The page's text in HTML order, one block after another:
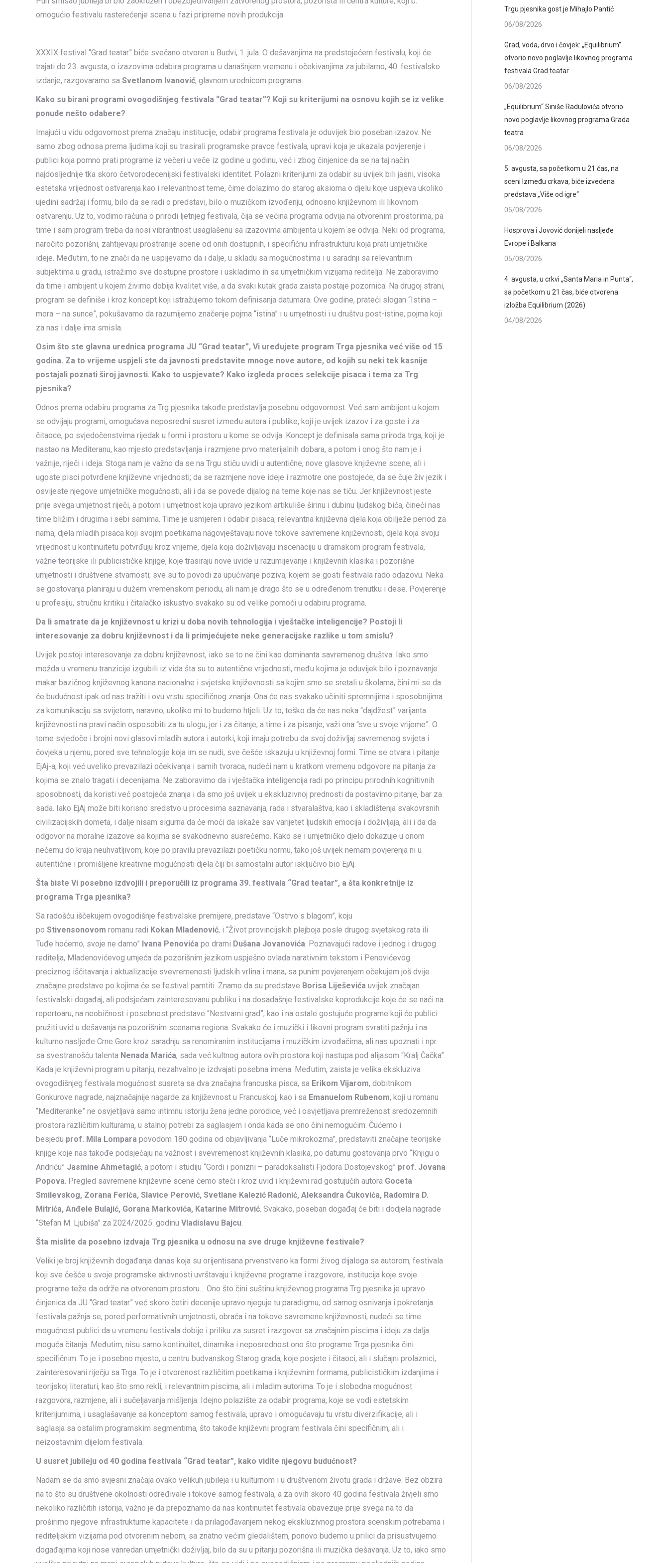
omogućio festivalu rasterećenje scena u fazi pripreme novih produkcija
XXXIX festival “Grad teatar” biće svečano otvoren u Budvi, 1. jula. O dešavanjima na predstojećem festivalu, koji će
trajati do 23. avgusta, o izazovima odabira programa u današnjem vremenu i očekivanjima za jubilarno, 40. festivalsko
izdanje, razgovaramo sa Svetlanom Ivanović, glavnom urednicom programa.
Kako su birani programi ovogodišnjeg festivala “Grad teatar”? Koji su kriterijumi na osnovu kojih se iz velike
ponude nešto odabere?
Imajući u vidu odgovornost prema značaju institucije, odabir programa festivala je oduvijek bio poseban izazov. Ne
samo zbog odnosa prema ljudima koji su trasirali programske pravce festivala, upravi koja je ukazala povjerenje i
publici koja pomno prati programe iz večeri u veče iz godine u godinu, već i zbog činjenice da se na taj način
najdosljednije tka skoro četvorodecenijski festivalski identitet. Polazni kriterijumi za odabir su uvijek bili jasni, visoka
estetska vrijednost ostvarenja kao i relevantnost teme, čime dolazimo do starog aksioma o djelu koje uspjeva ukoliko
ujedini sadržaj i formu, bilo da se radi o predstavi, bilo o muzičkom izvođenju, odnosno književnom ili likovnom
ostvarenju. Uz to, vodimo računa o prirodi ljetnjeg festivala, čija se većina programa odvija na otvorenim prostorima, pa
time i sam program treba da nosi vibrantnost usaglašenu sa izazovima ambijenta u kojem se odvija. Neki od programa,
naročito pozorišni, zahtijevaju prostranije scene od onih dostupnih, i specifičnu infrastrukturu koja prati umjetničke
ideje. Međutim, to ne znači da ne uspijevamo da i dalje, u skladu sa mogućnostima i u saradnji sa relevantnim
subjektima u gradu, istražimo sve dostupne prostore i uskladimo ih sa umjetničkim vizijama reditelja. Ne zaboravimo
da time i ambijent u kojem živimo dobija kvalitet više, a da svaki kutak grada zaista postaje pozornica. Na drugoj strani,
program se definiše i kroz koncept koji istražujemo tokom definisanja datumara. Ove godine, prateći slogan “Istina –
mora – na sunce”, pokušavamo da razumijemo značenje pojma “istina” i u umjetnosti i u društvu post-istine, pojma koji
za nas i dalje ima smisla.
Osim što ste glavna urednica programa JU “Grad teatar”, Vi uređujete program Trga pjesnika već više od 15
godina. Za to vrijeme uspjeli ste da javnosti predstavite mnoge nove autore, od kojih su neki tek kasnije
postajali poznati široj javnosti. Kako to uspjevate? Kako izgleda proces selekcije pisaca i tema za Trg
pjesnika?
Odnos prema odabiru programa za Trg pjesnika takođe predstavlja posebnu odgovornost. Već sam ambijent u kojem
se odvijaju programi, omogućava neposredni susret između autora i publike, koji je uvijek izazov i za goste i za
čitaoce, po svjedočenstvima rijedak u formi i prostoru u kome se odvija. Koncept je definisala sama priroda trga, koji je
nastao na Mediteranu, kao mjesto predstavljanja i razmjene prvo materijalnih dobara, a potom i onog što nam je i
važnije, riječi i ideja. Stoga nam je važno da se na Trgu stiču uvidi u autentične, nove glasove književne scene, ali i
ugoste pisci potvrđene književne vrijednosti; da se razmjene nove ideje i razmotre one postojeće; da se čuje živ jezik i
osvijeste njegove umjetničke mogućnosti, ali i da se povede dijalog na teme koje nas se tiču. Jer književnost jeste
prije svega umjetnost riječi, a potom i umjetnost koja upravo jezikom artikuliše širinu i dubinu ljudskog bića, čineći nas
time bližim i drugima i sebi samima. Time je usmjeren i odabir pisaca; relevantna književna djela koja obilježe period za
nama, djela mladih pisaca koji svojim poetikama nagovještavaju nove tokove savremene književnosti, djela koja svoju
vrijednost u kontinuitetu potvrđuju kroz vrijeme, djela koja doživljavaju inscenaciju u dramskom program festivala,
važne teorijske ili publicističke knjige, koje trasiraju nove uvide u razumijevanje i književnih klasika i pozorišne
umjetnosti i društvene stvarnosti; sve su to povodi za upućivanje poziva, kojem se gosti festivala rado odazovu. Neka
se gostovanja planiraju u dužem vremenskom periodu, ali nam je drago što se u određenom trenutku i dese. Povjerenje
u profesiju, stručnu kritiku i čitalačko iskustvo svakako su od velike pomoći u odabiru programa.
Da li smatrate da je književnost u krizi u doba novih tehnologija i vještačke inteligencije? Postoji li
interesovanje za dobru književnost i da li primjećujete neke generacijske razlike u tom smislu?
Uvijek postoji interesovanje za dobru književnost, iako se to ne čini kao dominanta savremenog društva. Iako smo
možda u vremenu tranzicije izgubili iz vida šta su to autentične vrijednosti, među kojima je oduvijek bilo i poznavanje
makar bazičnog književnog kanona nacionalne i svjetske književnosti sa kojim smo se sretali u školama, čini mi se da
će budućnost ipak od nas tražiti i ovu vrstu specifičnog znanja. Ona će nas svakako učiniti spremnijima i sposobnijima
za komunikaciju sa svijetom, naravno, ukoliko mi to budemo htjeli. Uz to, teško da će nas neka “dajdžest” varijanta
književnosti na pravi način osposobiti za tu ulogu, jer i za čitanje, a time i za pisanje, važi ona “sve u svoje vrijeme”. O
tome svjedoče i brojni novi glasovi mladih autora i autorki, koji imaju potrebu da svoj doživljaj savremenog svijeta i
čovjeka u njemu, pored sve tehnologije koja im se nudi, sve češće iskazuju u književnoj formi. Time se otvara i pitanje
EjAj-a, koji već uveliko prevazilazi očekivanja i samih tvoraca, nudeći nam u kratkom vremenu odgovore na pitanja za
kojima se znalo tragati i decenijama. Ne zaboravimo da i vještačka inteligencija radi po principu prirodnih kognitivnih
sposobnosti, da koristi već postojeća znanja i da smo još uvijek u ekskluzivnoj prednosti da postavimo pitanje, bar za
sada. Iako EjAj može biti korisno sredstvo u procesima saznavanja, rada i stvaralaštva, kao i skladištenja svakovrsnih
civilizacijskih dometa, i dalje nisam sigurna da će moći da iskaže sav varijetet ljudskih emocija i doživljaja, aIi i da da
odgovor na moralne izazove sa kojima se svakodnevno susrećemo. Kako se i umjetničko djelo dokazuje u onom
nečemu do kraja neuhvatljivom, koje po pravilu prevazilazi poetičku normu, tako još uvijek nemam povjerenja ni u
autentične i promišljene kreativne mogućnosti djela čiji bi samostalni autor isključivo bio EjAj.
Šta biste Vi posebno izdvojili i preporučili iz programa 39. festivala “Grad teatar”, a šta konkretnije iz
programa Trga pjesnika?
Sa radošću iščekujem ovogodišnje festivalske premijere, predstave “Ostrvo s blagom”, koju
po Stivensonovom romanu radi Kokan Mladenović, i “Život provincijskih plejboja posle drugog svjetskog rata ili
Tuđe hoćemo, svoje ne damo” Ivana Penovića po drami Dušana Jovanovića. Poznavajući radove i jednog i drugog
reditelja, Mladenovićevog umjeća da pozorišnim jezikom uspješno ovlada narativnim tekstom i Penovićevog
preciznog iščitavanja i aktualizacije svevremenosti ljudskih vrlina i mana, sa punim povjerenjem očekujem još dvije
značajne predstave po kojima će se festival pamtiti. Znamo da su predstave Borisa Liješevića uvijek značajan
festivalski događaj, ali podsjećam zainteresovanu publiku i na dosadašnje festivalske koprodukcije koje će se naći na
repertoaru, na neobičnost i posebnost predstave “Nestvarni grad”, kao i na ostale gostujuće programe koji će publici
pružiti uvid u dešavanja na pozorišnim scenama regiona. Svakako će i muzički i likovni program svratiti pažnju i na
kulturno nasljeđe Crne Gore kroz saradnju sa renomiranim institucijama i muzičkim izvođačima, ali nas upoznati i npr.
sa svestranošću talenta Nenada Marića, sada već kultnog autora ovih prostora koji nastupa pod alijasom “Kralj Čačka”.
Kada je književni program u pitanju, nezahvalno je izdvajati posebna imena. Međutim, zaista je velika ekskluziva
ovogodišnjeg festivala mogućnost susreta sa dva značajna francuska pisca, sa Erikom Vijarom, dobitnikom
Gonkurove nagrade, najznačajnije nagarde za književnost u Francuskoj, kao i sa Emanuelom Rubenom, koji u romanu
“Mediteranke” ne osvjetljava samo intimnu istoriju žena jedne porodice, već i osvjetljava premreženost sredozemnih
prostora različitim kulturama, u stalnoj potrebi za saglasjem i onda kada se ono čini nemogućim. Čućemo i
besjedu prof. Mila Lompara povodom 180 godina od objavljivanja “Luče mikrokozma”, predstaviti značajne teorijske
knjige koje nas takođe podsjećaju na važnost i svevremenost književnih klasika, po datumu gostovanja prvo “Knjigu o
Andriću” Jasmine Ahmetagić, a potom i studiju “Gordi i ponizni – paradoksalisti Fjodora Dostojevskog” prof. Jovana
Popova. Pregled savremene književne scene ćemo steći i kroz uvid i književni rad gostujućih autora Goceta
Smilevskog, Zorana Ferića, Slavice Perović, Svetlane Kalezić Radonić, Aleksandra Ćukovića, Radomira D.
Mitrića, Anđele Bulajić, Gorana Markovića, Katarine Mitrović. Svakako, poseban događaj će biti i dodjela nagrade
“Stefan M. Ljubiša” za 2024/2025. godinu Vladislavu Bajcu.
Šta mislite da posebno izdvaja Trg pjesnika u odnosu na sve druge književne festivale?
Veliki je broj književnih događanja danas koja su orijentisana prvenstveno ka formi živog dijaloga sa autorom, festivala
koji sve češće u svoje programske aktivnosti uvrštavaju i književne programe i razgovore, institucija koje svoje
programe teže da održe na otvorenom prostoru… Ono što čini suštinu književnog programa Trg pjesnika je upravo
činjenica da JU “Grad teatar” već skoro četiri decenije upravo njeguje tu paradigmu; od samog osnivanja i pokretanja
festivala pažnja se, pored performativnih umjetnosti, obraća i na tokove savremene književnosti, nudeći se time
mogućnost publici da u vremenu festivala dobije i priliku za susret i razgovor sa značajnim piscima i ideju za dalja
moguća čitanja. Međutim, nisu samo kontinuitet, dinamika i neposrednost ono što programe Trga pjesnika čini
specifičnim. To je i posebno mjesto, u centru budvanskog Starog grada, koje posjete i čitaoci, ali i slučajni prolaznici,
zainteresovani riječju sa Trga. To je i otvorenost različitim poetikama i književnim formama, publicističkim izdanjima i
teorijskoj literaturi, kao što smo rekli, i relevantnim piscima, ali i mladim autorima. To je i slobodna mogućnost
razgovora, razmjene, ali i sučeljavanja mišljenja. Idejno polazište za odabir programa, koje se vodi estetskim
kriterijumima, i usaglašavanje sa konceptom samog festivala, upravo i omogućavaju tu vrstu diverzifikacije, ali i
saglasja sa ostalim programskim segmentima, što takođe književni program festivala čini specifičnim, ali i
neizostavnim dijelom festivala.
U susret jubileju od 40 godina festivala “Grad teatar”, kako vidite njegovu budućnost?
Nadam se da smo svjesni značaja ovako velikuh jubileja i u kulturnom i u društvenom životu grada i države. Bez obzira
na to što su društvene okolnosti određivale i tokove samog festivala, a za ovih skoro 40 godina festivala živjeli smo
nekoliko različitih istorija, važno je da prepoznamo da nas kontinuitet festivala obavezuje prije svega na to da
proširimo njegove infrastrukturne kapacitete i da prilagođavanjem nekog ekskluzivnog prostora scenskim potrebama i
rediteljskim vizijama pod otvorenim nebom, sa znatno većim gledalištem, ponovo budemo u prilici da prisustvujemo
događajima koji nose vanredan umjetnički doživljaj, bilo da su u pitanju pozorišna ili muzička dešavanja. Uz to, iako smo
Trgu pjesnika gost je Mihajlo Pantić
06/08/2026
Grad, voda, drvo i čovjek: „Equilibrium“
otvorio novo poglavlje likovnog programa
festivala Grad teatar
06/08/2026
„Equilibrium“ Siniše Radulovića otvorio
novo poglavlje likovnog programa Grada
teatra
06/08/2026
5. avgusta, sa početkom u 21 čas, na
sceni Između crkava, biće izvedena
predstava „Više od igre“
05/08/2026
Hosprova i Jovović donijeli nasljeđe
Evrope i Balkana
05/08/2026
4. avgusta, u crkvi „Santa Maria in Punta“,
sa početkom u 21 čas, biće otvorena
izložba Equilibrium (2026)
04/08/2026